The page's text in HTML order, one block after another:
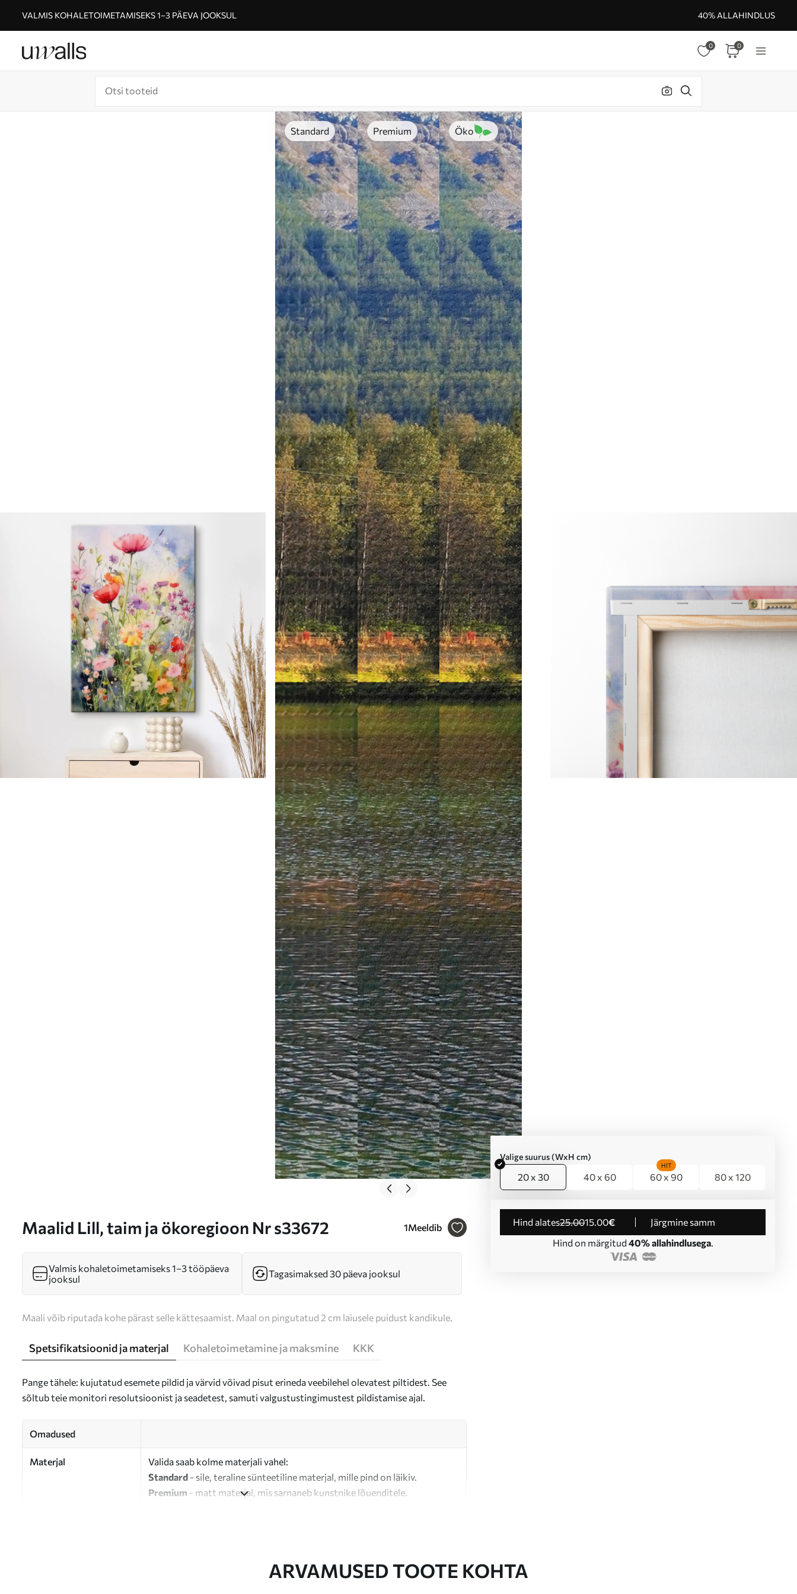
VALMIS KOHALETOIMETAMISEKS 1–3 PÄEVA JOOKSUL 40% ALLAHINDLUS
0 0
Standard Premium Öko
Maalid Lill, taim ja ökoregioon Nr s33672 1Meeldib
Valige suurus (WxH cm)
20 x 30 40 x 60 60 x 90
HIT
80 x 120
Hind alates25.0015.00€
Järgmine samm
Hind on märgitud 40% allahindlusega.
Valmis kohaletoimetamiseks 1–3 tööpäeva
jooksul
Tagasimaksed 30 päeva jooksul
Maali võib riputada kohe pärast selle kättesaamist. Maal on pingutatud 2 cm laiusele puidust kandikule.
Spetsifikatsioonid ja materjal Kohaletoimetamine ja maksmine KKK
Pange tähele: kujutatud esemete pildid ja värvid võivad pisut erineda veebilehel olevatest piltidest. See
sõltub teie monitori resolutsioonist ja seadetest, samuti valgustustingimustest pildistamise ajal.
Omadused
Materjal
Valida saab kolme materjali vahel:
Standard - sile, teraline sünteetiline materjal, mille pind on läikiv.
Premium - matt materjal, mis sarnaneb kunstnike lõuenditele.
ARVAMUSED TOOTE KOHTA